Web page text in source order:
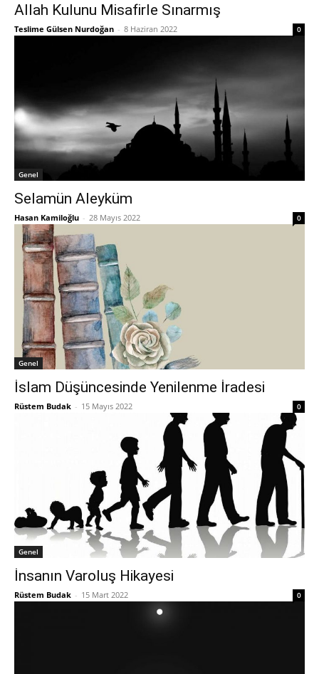
Allah Kulunu Misafirle Sınarmış
Teslime Gülsen Nurdoğan - 8 Haziran 2022 0
Genel
Selamün Aleyküm
Hasan Kamiloğlu - 28 Mayıs 2022 0
Genel
İslam Düşüncesinde Yenilenme İradesi
Rüstem Budak - 15 Mayıs 2022 0
Genel
İnsanın Varoluş Hikayesi
Rüstem Budak - 15 Mart 2022 0